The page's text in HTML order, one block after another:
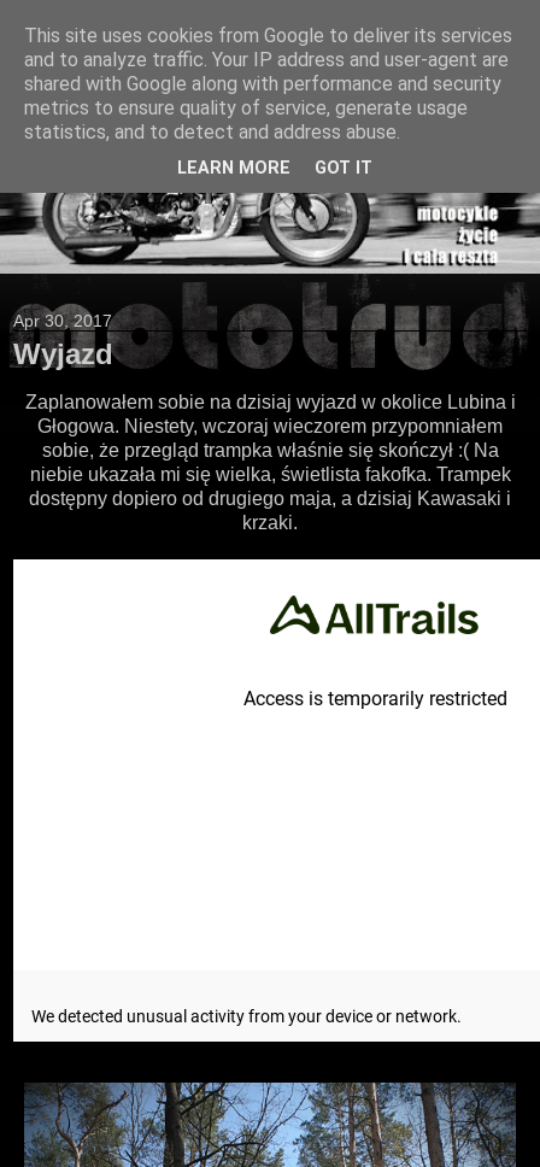
Apr 30, 2017
Wyjazd
Zaplanowałem sobie na dzisiaj wyjazd w okolice Lubina i
Głogowa. Niestety, wczoraj wieczorem przypomniałem
sobie, że przegląd trampka właśnie się skończył :( Na
niebie ukazała mi się wielka, świetlista fakofka. Trampek
dostępny dopiero od drugiego maja, a dzisiaj Kawasaki i
krzaki.
This site uses cookies from Google to deliver its services
and to analyze traffic. Your IP address and user-agent are
shared with Google along with performance and security
metrics to ensure quality of service, generate usage
statistics, and to detect and address abuse.
LEARN MORE GOT IT